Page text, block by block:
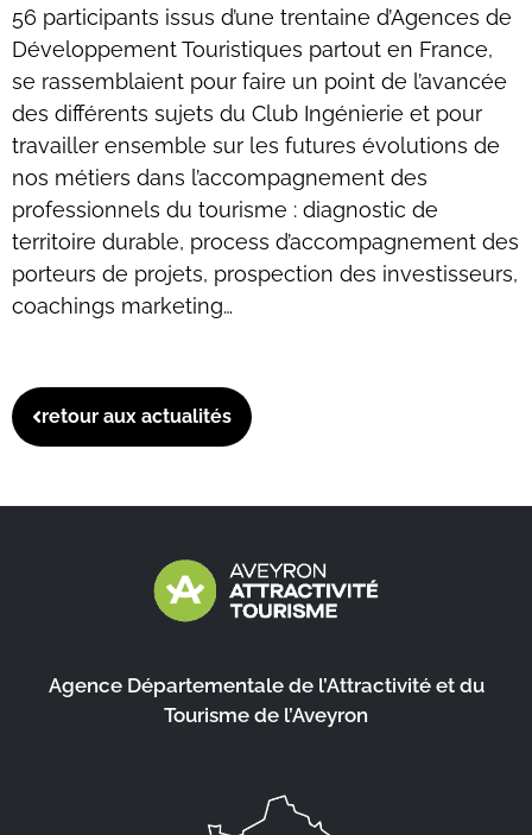
56 participants issus d’une trentaine d’Agences de
Développement Touristiques partout en France,
se rassemblaient pour faire un point de l’avancée
des différents sujets du Club Ingénierie et pour
travailler ensemble sur les futures évolutions de
nos métiers dans l’accompagnement des
professionnels du tourisme : diagnostic de
territoire durable, process d’accompagnement des
porteurs de projets, prospection des investisseurs,
coachings marketing…
retour aux actualités
Agence Départementale de l’Attractivité et du
Tourisme de l’Aveyron